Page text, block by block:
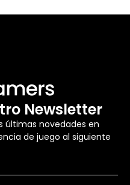
Newsletter
últimas novedades en
de juego al siguiente